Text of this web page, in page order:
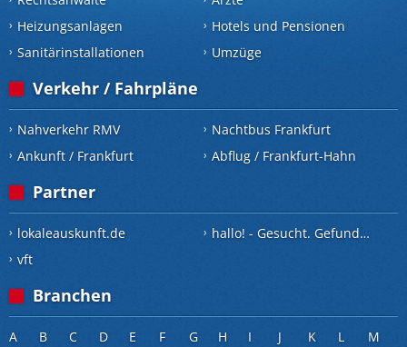
Heizungsanlagen
Hotels und Pensionen
Sanitärinstallationen
Umzüge
Verkehr / Fahrpläne
Nahverkehr RMV Nachtbus Frankfurt
Ankunft / Frankfurt
Abflug / Frankfurt-Hahn
Partner
lokaleauskunft.de hallo! - Gesucht. Gefunden.
vft
Branchen
A B C D E F G H I J K L M